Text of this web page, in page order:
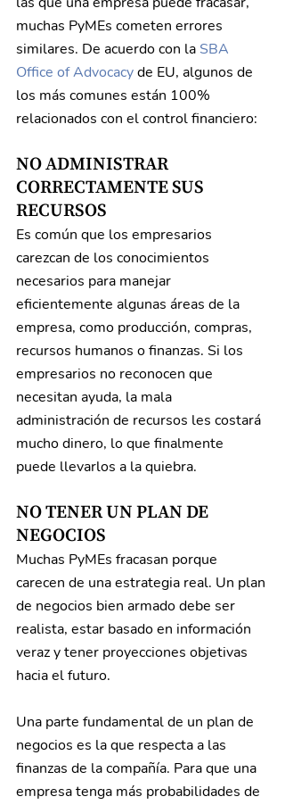
muchas PyMEs cometen errores
similares. De acuerdo con la SBA
Office of Advocacy de EU, algunos de
los más comunes están 100%
relacionados con el control financiero:
NO ADMINISTRAR
CORRECTAMENTE SUS
RECURSOS
Es común que los empresarios
carezcan de los conocimientos
necesarios para manejar
eficientemente algunas áreas de la
empresa, como producción, compras,
recursos humanos o finanzas. Si los
empresarios no reconocen que
necesitan ayuda, la mala
administración de recursos les costará
mucho dinero, lo que finalmente
puede llevarlos a la quiebra.
NO TENER UN PLAN DE
NEGOCIOS
Muchas PyMEs fracasan porque
carecen de una estrategia real. Un plan
de negocios bien armado debe ser
realista, estar basado en información
veraz y tener proyecciones objetivas
hacia el futuro.
Una parte fundamental de un plan de
negocios es la que respecta a las
finanzas de la compañía. Para que una
empresa tenga más probabilidades de